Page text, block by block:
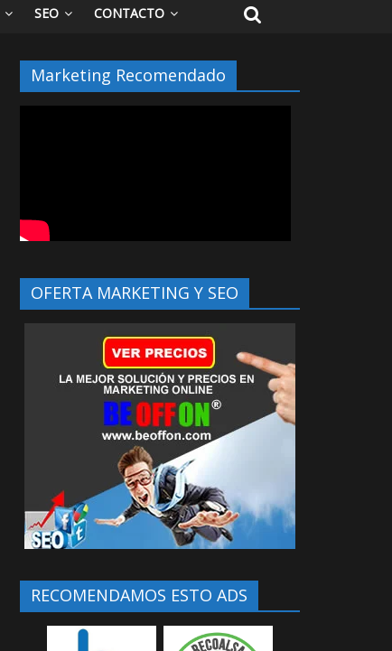
SEO CONTACTO
Marketing Recomendado
OFERTA MARKETING Y SEO
RECOMENDAMOS ESTO ADS